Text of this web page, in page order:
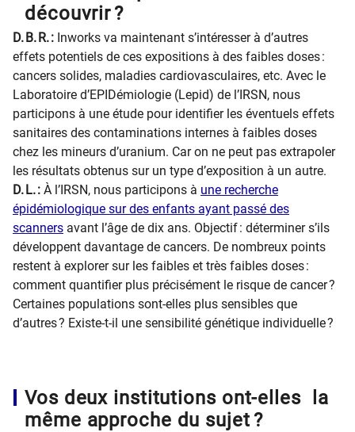
découvrir ?
D. B. R. : Inworks va maintenant s’intéresser à d’autres
effets potentiels de ces expositions à des faibles doses :
cancers solides, maladies cardiovasculaires, etc. Avec le
Laboratoire d’EPIDémiologie (Lepid) de l’IRSN, nous
participons à une étude pour identifier les éventuels effets
sanitaires des contaminations internes à faibles doses
chez les mineurs d’uranium. Car on ne peut pas extrapoler
les résultats obtenus sur un type d’exposition à un autre.
D. L. : À l’IRSN, nous participons à une recherche
épidémiologique sur des enfants ayant passé des
scanners avant l’âge de dix ans. Objectif : déterminer s’ils
développent davantage de cancers. De nombreux points
restent à explorer sur les faibles et très faibles doses :
comment quantifier plus précisément le risque de cancer ?
Certaines populations sont-elles plus sensibles que
d’autres ? Existe-t-il une sensibilité génétique individuelle ?
Vos deux institutions ont-elles la
même approche du sujet ?